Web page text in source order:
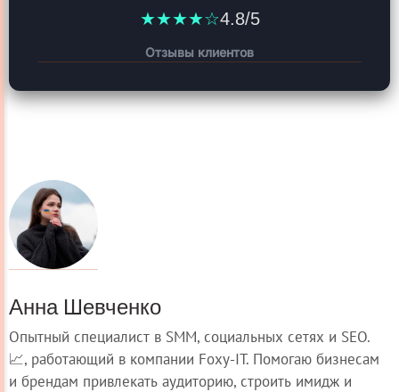
★★★★☆4.8/5
Отзывы клиентов
Анна Шевченко
Опытный специалист в SMM, социальных сетях и SEO.
📈, работающий в компании Foxy-IT. Помогаю бизнесам
и брендам привлекать аудиторию, строить имидж и